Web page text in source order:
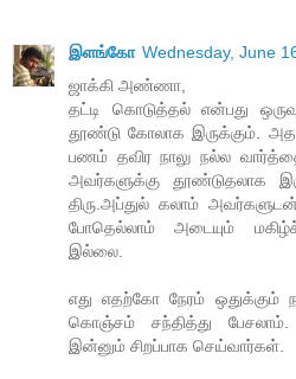
இளங்கோ Wednesday, June
ஜாக்கி அண்ணா,
தட்டி கொடுத்தல் என்பது
தூண்டு கோலாக இருக்கும்.
பணம் தவிர நாலு நல்ல
அவர்களுக்கு தூண்டுதலாக
திரு.அப்துல் கலாம்
போதெல்லாம் அடையும்
இல்லை.
எது எதற்கோ நேரம்
கொஞ்சம் சந்தித்து
இன்னும் சிறப்பாக செய்வார்கள்.